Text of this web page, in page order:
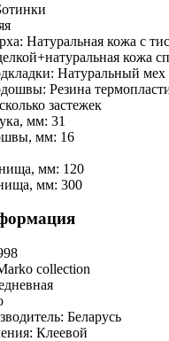
Натуральная кожа с
кожа
Натуральный мех
Резина
застежек
мм: 31
мм: 16
мм: 120
мм: 300
collection
Беларусь
Клеевой